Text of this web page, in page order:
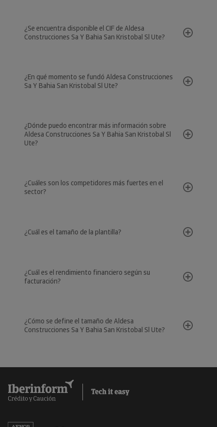
¿Se encuentra disponible el CIF de Aldesa
Construcciones Sa Y Bahia San Kristobal Sl Ute?
¿En qué momento se fundó Aldesa Construcciones
Sa Y Bahia San Kristobal Sl Ute?
¿Dónde puedo encontrar más información sobre
Aldesa Construcciones Sa Y Bahia San Kristobal Sl
Ute?
¿Cuáles son los competidores más fuertes en el
sector?
¿Cuál es el tamaño de la plantilla?
¿Cuál es el rendimiento financiero según su
facturación?
¿Cómo se define el tamaño de Aldesa
Construcciones Sa Y Bahia San Kristobal Sl Ute?